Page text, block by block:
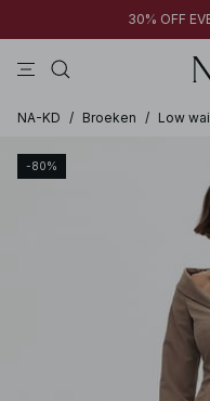
30% OFF
NA-KD / Broeken / Low
-80%